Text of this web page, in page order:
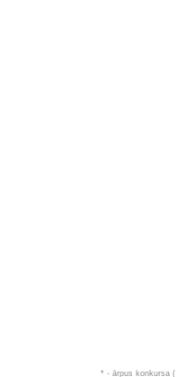
* - ārpus konkursa (